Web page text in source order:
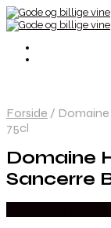
Forside /
75cl
Domaine
Sancerre